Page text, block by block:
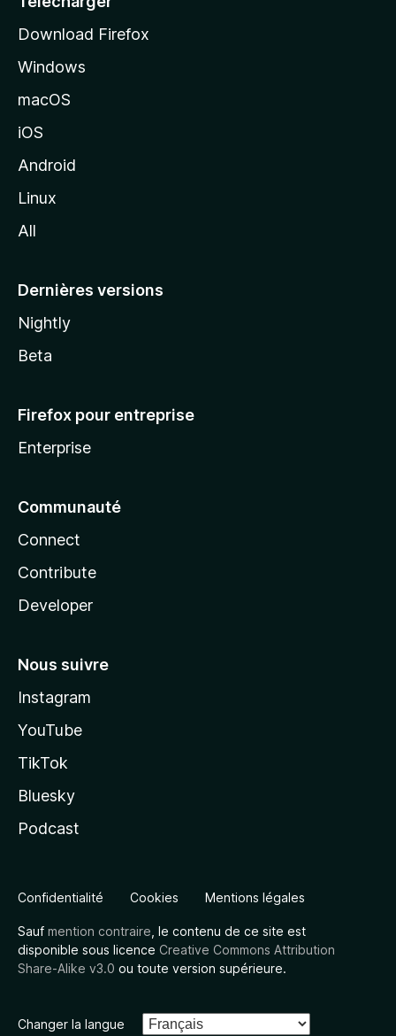
l
d
o
z
l
Download Firefox
Windows
macOS
iOS
Android
Linux
All
Dernières versions
Nightly
Beta
Firefox pour entreprise
Enterprise
Communauté
Connect
Contribute
Developer
Nous suivre
Instagram
YouTube
TikTok
Bluesky
Podcast
Confidentialité Cookies Mentions légales
Sauf mention contraire , le contenu de ce site est
disponible sous licence Creative Commons Attribution
Share-Alike v3.0 ou toute version supérieure.
Changer la langue